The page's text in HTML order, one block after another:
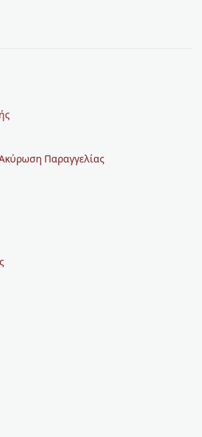
Παραγγελίας